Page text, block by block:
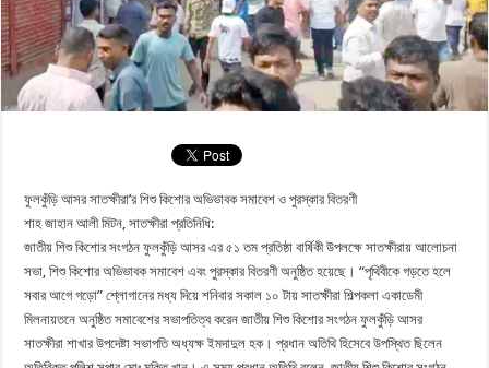
ফুলকুঁড়ি আসর সাতক্ষীরা’র শিশু কিশোর অভিভাবক সমাবেশ ও পুরস্কার বিতরণী
শাহ জাহান আলী মিটন, সাতক্ষীরা প্রতিনিধি:
জাতীয় শিশু কিশোর সংগঠন ফুলকুঁড়ি আসর এর ৫১ তম প্রতিষ্ঠা বার্ষিকী উপলক্ষে সাতক্ষীরায় আলোচনা
সভা, শিশু কিশোর অভিভাবক সমাবেশ এবং পুরস্কার বিতরণী অনুষ্ঠিত হয়েছে। “পৃথিবীকে গড়তে হলে
সবার আগে গড়ো” শ্লোগানের মধ্য দিয়ে শনিবার সকাল ১০ টায় সাতক্ষীরা শিল্পকলা একাডেমী
মিলনায়তনে অনুষ্ঠিত সমাবেশের সভাপতিত্ব করেন জাতীয় শিশু কিশোর সংগঠন ফুলকুঁড়ি আসর
সাতক্ষীরা শাখার উপদেষ্টা সভাপতি অধ্যক্ষ ইমদাদুল হক। প্রধান অতিথি হিসেবে উপস্থিত ছিলেন